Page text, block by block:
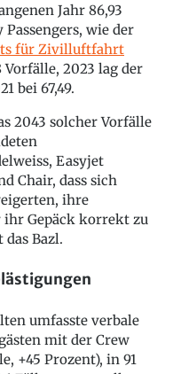
Jahr 86,93
wie der
für Zivilluftfahrt
Vorfälle, 2023 lag der
bei 67,49.
2043 solcher Vorfälle
Easyjet
Chair, dass sich
ihre
ihr Gepäck korrekt zu
Bazl.
umfasste verbale
mit der Crew
+45 Prozent), in 91